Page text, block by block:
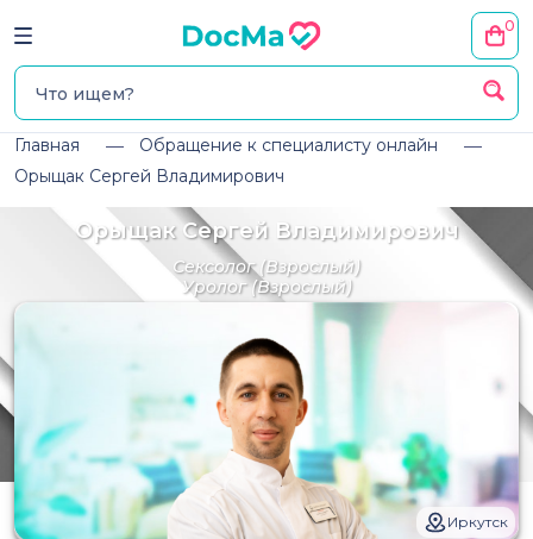
0
Главная
Обращение к специалисту онлайн
Орыщак Сергей Владимирович
Орыщак Сергей Владимирович
Сексолог(Взрослый)
Уролог(Взрослый)
Иркутск